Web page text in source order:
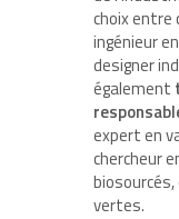
choix entre
ingénieur
designer
également
expert en
chercheur
vertes.